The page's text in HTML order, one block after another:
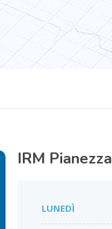
IRM Pianezza
LUNEDÌ